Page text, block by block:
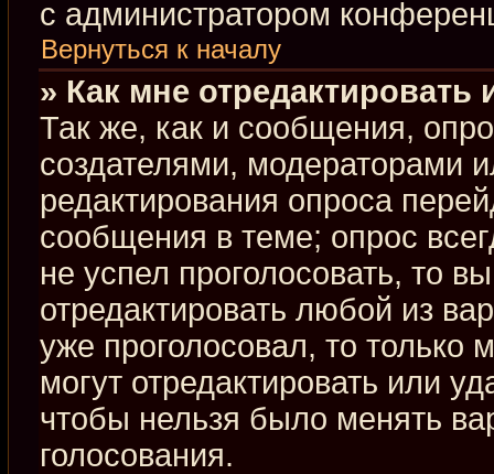
с администратором
Вернуться к началу
» Как мне отредактировать
Так же, как и сообщения,
создателями, модераторами
редактирования опроса
сообщения в теме; опрос
не успел проголосовать, то
отредактировать любой из
уже проголосовал, то
могут отредактировать или
чтобы нельзя было менять
голосования.